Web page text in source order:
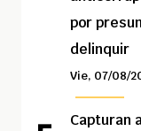
por
delinquir
Vie, 07/08/
Capturan